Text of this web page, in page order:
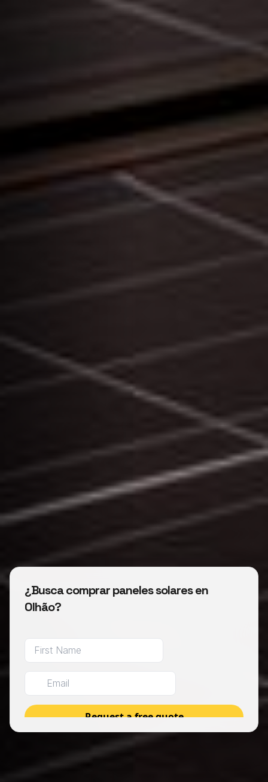
¿Busca comprar paneles solares en
Olhão?